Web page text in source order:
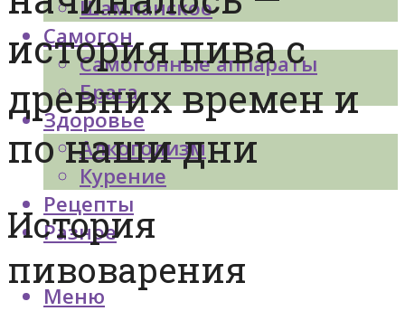
Шампанское
Самогон
Самогонные аппараты
Брага
Здоровье
Алкоголизм
Курение
Рецепты
Разное
Меню
история пива с
древних времен и
по наши дни
История
пивоварения